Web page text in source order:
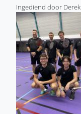
Ingediend door Derek